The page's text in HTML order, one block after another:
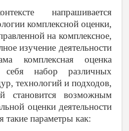
напрашивается
комплексной оценки,
на комплексное,
изучение деятельности
комплексная оценка
себя набор различных
технологий и подходов,
становится возможным
оценки деятельности
такие параметры как: